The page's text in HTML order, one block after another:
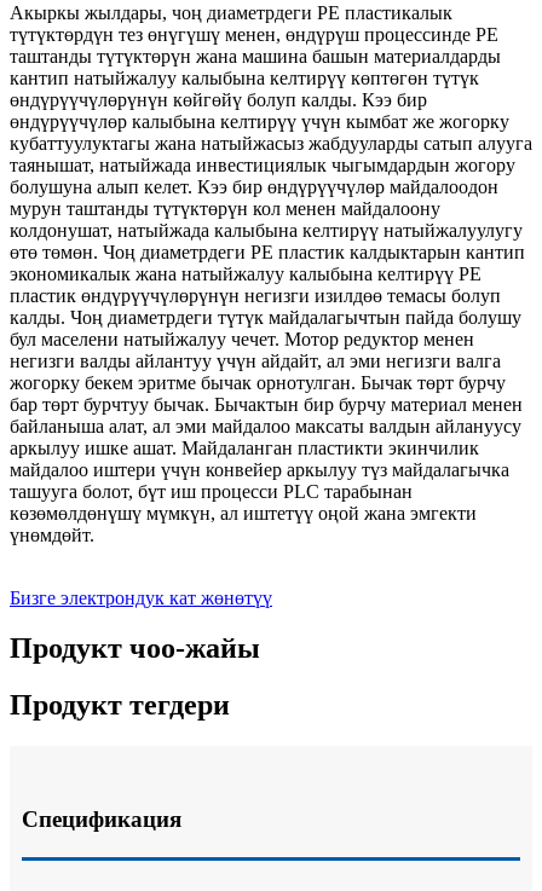
Акыркы жылдары, чоң диаметрдеги PE пластикалык
түтүктөрдүн тез өнүгүшү менен, өндүрүш процессинде PE
таштанды түтүктөрүн жана машина башын материалдарды
кантип натыйжалуу калыбына келтирүү көптөгөн түтүк
өндүрүүчүлөрүнүн көйгөйү болуп калды. Кээ бир
өндүрүүчүлөр калыбына келтирүү үчүн кымбат же жогорку
кубаттуулуктагы жана натыйжасыз жабдууларды сатып алууга
таянышат, натыйжада инвестициялык чыгымдардын жогору
болушуна алып келет. Кээ бир өндүрүүчүлөр майдалоодон
мурун таштанды түтүктөрүн кол менен майдалоону
колдонушат, натыйжада калыбына келтирүү натыйжалуулугу
өтө төмөн. Чоң диаметрдеги PE пластик калдыктарын кантип
экономикалык жана натыйжалуу калыбына келтирүү PE
пластик өндүрүүчүлөрүнүн негизги изилдөө темасы болуп
калды. Чоң диаметрдеги түтүк майдалагычтын пайда болушу
бул маселени натыйжалуу чечет. Мотор редуктор менен
негизги валды айлантуу үчүн айдайт, ал эми негизги валга
жогорку бекем эритме бычак орнотулган. Бычак төрт бурчу
бар төрт бурчтуу бычак. Бычактын бир бурчу материал менен
байланыша алат, ал эми майдалоо максаты валдын айлануусу
аркылуу ишке ашат. Майдаланган пластикти экинчилик
майдалоо иштери үчүн конвейер аркылуу түз майдалагычка
ташууга болот, бүт иш процесси PLC тарабынан
көзөмөлдөнүшү мүмкүн, ал иштетүү оңой жана эмгекти
үнөмдөйт.
Бизге электрондук кат жөнөтүү
Продукт чоо-жайы
Продукт тегдери
Спецификация